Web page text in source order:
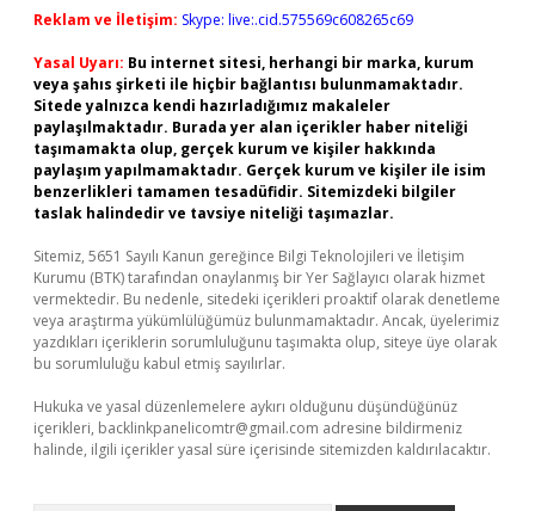
Reklam ve İletişim: Skype: live:.cid.575569c608265c69
Yasal Uyarı: Bu internet sitesi, herhangi bir marka, kurum
veya şahıs şirketi ile hiçbir bağlantısı bulunmamaktadır.
Sitede yalnızca kendi hazırladığımız makaleler
paylaşılmaktadır. Burada yer alan içerikler haber niteliği
taşımamakta olup, gerçek kurum ve kişiler hakkında
paylaşım yapılmamaktadır. Gerçek kurum ve kişiler ile isim
benzerlikleri tamamen tesadüfidir. Sitemizdeki bilgiler
taslak halindedir ve tavsiye niteliği taşımazlar.
Sitemiz, 5651 Sayılı Kanun gereğince Bilgi Teknolojileri ve İletişim
Kurumu (BTK) tarafından onaylanmış bir Yer Sağlayıcı olarak hizmet
vermektedir. Bu nedenle, sitedeki içerikleri proaktif olarak denetleme
veya araştırma yükümlülüğümüz bulunmamaktadır. Ancak, üyelerimiz
yazdıkları içeriklerin sorumluluğunu taşımakta olup, siteye üye olarak
bu sorumluluğu kabul etmiş sayılırlar.
Hukuka ve yasal düzenlemelere aykırı olduğunu düşündüğünüz
içerikleri, backlinkpanelicomtr@gmail.com adresine bildirmeniz
halinde, ilgili içerikler yasal süre içerisinde sitemizden kaldırılacaktır.